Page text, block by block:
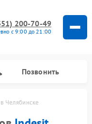
200-70-49
с 9:00 до 21:00
Позвонить
Челябинске